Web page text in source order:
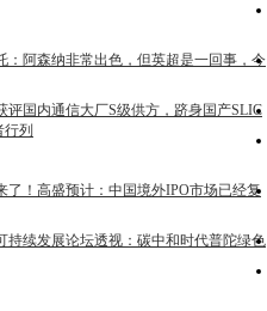
：阿森纳非常出色，但英超是一回事，今
评国内通信大厂S级供方，跻身国产SLIC
列
了！高盛预计：中国境外IPO市场已经复
持续发展论坛透视：碳中和时代普陀绿色